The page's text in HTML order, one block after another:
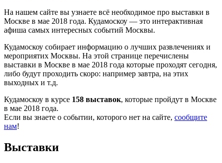
На нашем сайте вы узнаете всё необходимое про выставки в
Москве в мае 2018 года. Кудамоскоу — это интерактивная
афиша самых интересных событий Москвы.
Кудамоскоу собирает информацию о лучших развлечениях и
мероприятих Москвы. На этой странице перечислены
выставки в Москве в мае 2018 года которые проходят сегодня,
либо будут проходить скоро: например завтра, на этих
выходных и т.д.
Кудамоскоу в курсе 158 выставок, которые пройдут в Москве
в мае 2018 года.
Если вы знаете о событии, которого нет на сайте, сообщите
нам!
Выставки